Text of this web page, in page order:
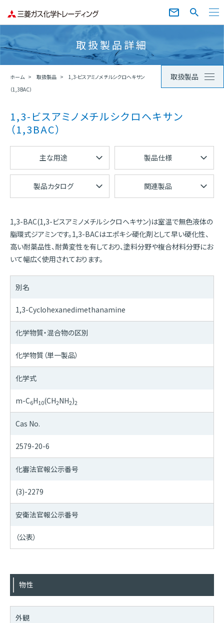
取扱製品詳細
ホーム 取扱製品
1,3-ビスアミノメチルシクロヘキサン
（1,3BAC）
取扱製品
1,3-ビスアミノメチルシクロヘキサン
（1,3BAC）
主な用途 製品仕様
製品カタログ 関連製品
1,3-BAC(1,3-ビスアミノメチルシクロヘキサン)は室温で無色液体の
脂環式ジアミンです。1,3-BACはエポキシ硬化剤として早い硬化性、
高い耐薬品性、耐黄変性を有しており、塗料分野や複合材料分野にお
いて幅広く使用されております。
別名
1,3-Cyclohexanedimethanamine
化学物質・混合物の区別
化学物質（単一製品）
化学式
m-C6H10(CH2NH2)2
Cas No.
2579-20-6
化審法官報公示番号
(3)-2279
安衛法官報公示番号
（公表）
物性
外観